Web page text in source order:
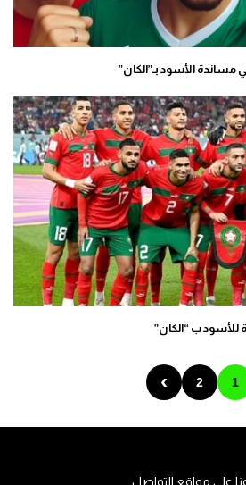
مساندة الأسود بـ”الكان”
للأسود ب “الكان”
1
2
›
على مواقع التواصل